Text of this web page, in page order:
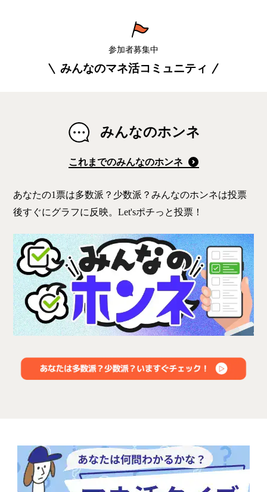
参加者募集中
みんなのマネ活コミュニティ
みんなのホンネ
これまでのみんなのホンネ
あなたの1票は多数派？少数派？みんなのホンネは投票
後すぐにグラフに反映。Let'sポチっと投票！